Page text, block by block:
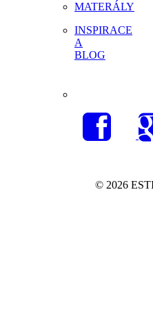
MATERÁLY
INSPIRACE
A
BLOG
© 2026